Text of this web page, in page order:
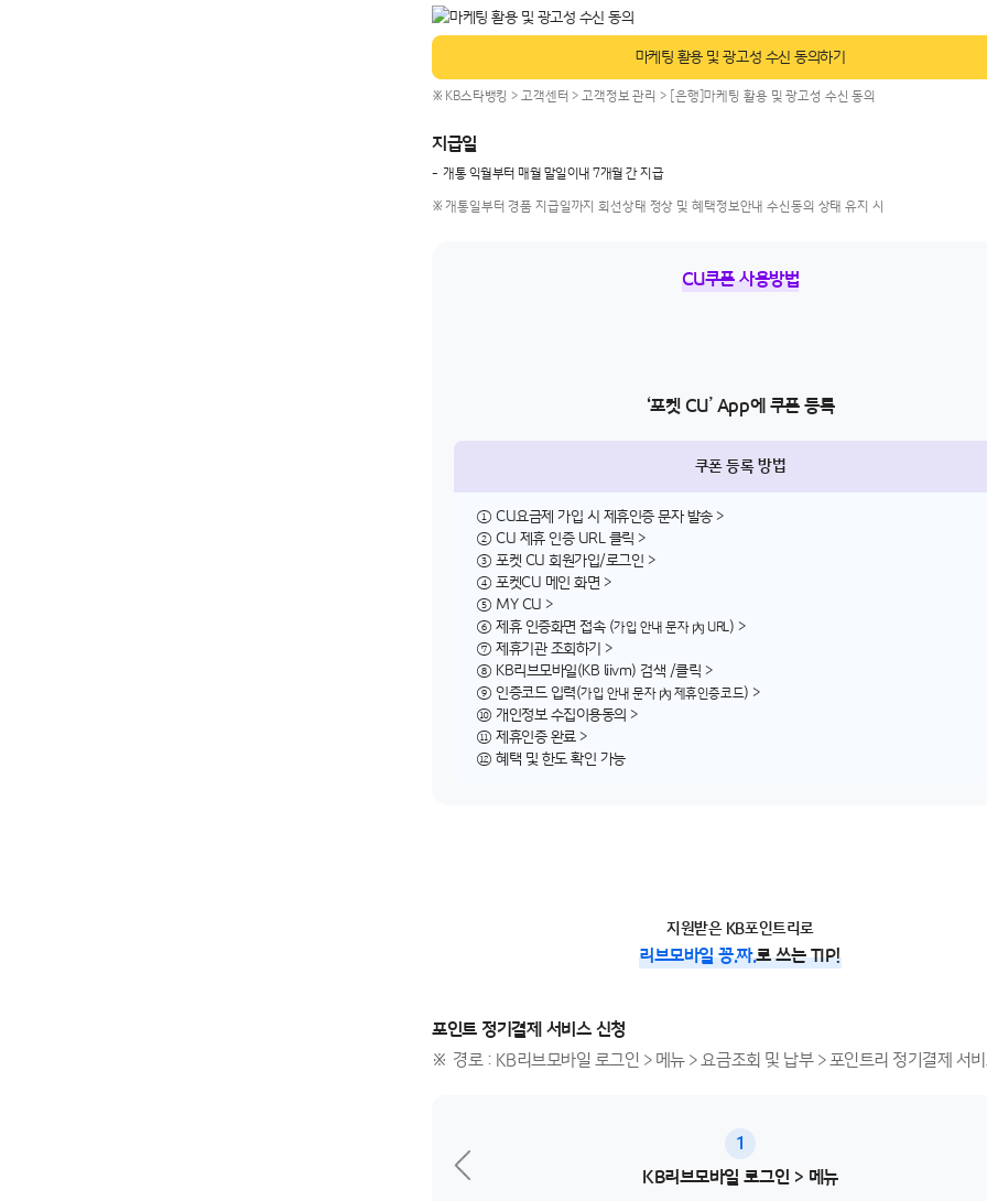
마케팅 활용 및 광고성 수신 동의하기
KB스타뱅킹 > 고객센터 > 고객정보 관리 > [은행]마케팅 활용 및 광고성 수신 동의
지급일
개통 익월부터 매월 말일이내 7개월 간 지급
개통일부터 경품 지급일까지 회선상태 정상 및 혜택정보안내 수신동의 상태 유지 시
CU쿠폰 사용방법
‘포켓 CU’ App에 쿠폰 등록
쿠폰 등록 방법
① CU요금제 가입 시 제휴인증 문자 발송 >
② CU 제휴 인증 URL 클릭 >
③ 포켓 CU 회원가입/로그인 >
④ 포켓CU 메인 화면 >
⑤ MY CU >
⑥ 제휴 인증화면 접속 (가입 안내 문자 內 URL) >
⑦ 제휴기관 조회하기 >
⑧ KB리브모바일(KB liivm) 검색 /클릭 >
⑨ 인증코드 입력(가입 안내 문자 內 제휴인증코드) >
⑩ 개인정보 수집이용동의 >
⑪ 제휴인증 완료 >
⑫ 혜택 및 한도 확인 가능
지원받은 KB포인트리로
리브모바일 꽁.짜.로 쓰는 TIP!
포인트 정기결제 서비스 신청
경로 : KB리브모바일 로그인 > 메뉴 > 요금조회 및 납부 > 포인트리 정기결제 서
1
KB리브모바일 로그인 > 메뉴
이전슬라이드